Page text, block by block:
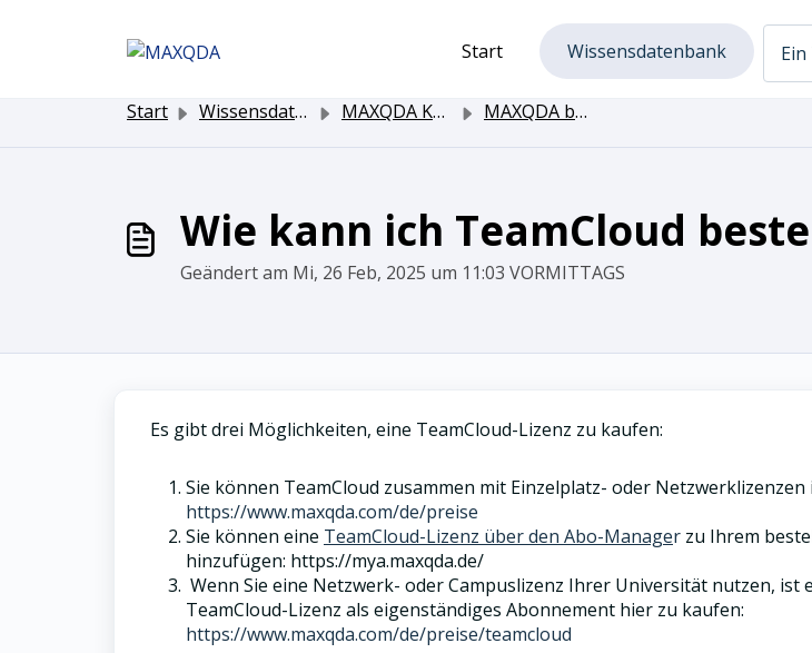
Start
Wissensdatenbank
Start Wissensdatenbank MAXQDA Kundenservice MAXQDA bestellen
Wie kann ich TeamCloud
Geändert am Mi, 26 Feb, 2025 um 11:03 VORMITTAGS
Es gibt drei Möglichkeiten, eine TeamCloud-Lizenz zu kaufen:
Sie können TeamCloud zusammen mit Einzelplatz- oder
https://www.maxqda.com/de/preise
Sie können eine TeamCloud-Lizenz über den Abo-Manager zu Ihrem
hinzufügen: https://mya.maxqda.de/
Wenn Sie eine Netzwerk- oder Campuslizenz Ihrer Universität nutzen, ist
TeamCloud-Lizenz als eigenständiges Abonnement hier zu kaufen:
https://www.maxqda.com/de/preise/teamcloud